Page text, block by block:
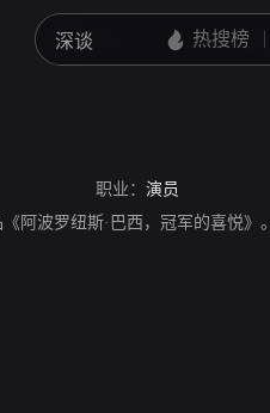
职业： 演员
阿波罗纽斯·巴西，冠军的喜悦》。